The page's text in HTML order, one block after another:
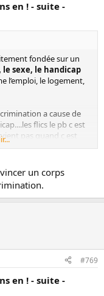
en ! - suite -
fondée sur un
le sexe, le handicap
l’emploi, le logement,
a cause de
flics le pb c est
pas quand c est
un corps
#769
en ! - suite -